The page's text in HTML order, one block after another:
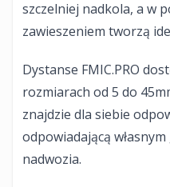
szczelniej nadkola, a w
zawieszeniem tworzą
Dystanse FMIC.PRO
rozmiarach od 5 do
znajdzie dla siebie
odpowiadającą
nadwozia.